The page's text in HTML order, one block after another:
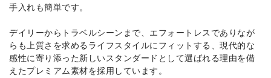
手入れも簡単です。
デイリーからトラベルシーンまで、エフォートレスでありなが
らも上質さを求めるライフスタイルにフィットする、現代的な
感性に寄り添った新しいスタンダードとして選ばれる理由を備
えたプレミアム素材を採用しています。